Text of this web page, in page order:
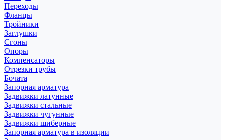
Переходы
Фланцы
Тройники
Заглушки
Сгоны
Опоры
Компенсаторы
Отрезки трубы
Бочата
Запорная арматура
Задвижки латунные
Задвижки стальные
Задвижки чугунные
Задвижки шиберные
Запорная арматура в изоляции